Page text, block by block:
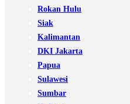
Rokan Hulu
Siak
Kalimantan
DKI Jakarta
Papua
Sulawesi
Sumbar